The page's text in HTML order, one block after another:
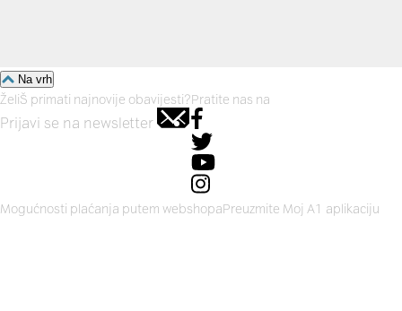
Na vrh
ŽeliŠ primati najnovije obavijesti?
Prijavi se na newsletter
Pratite nas na
Mogućnosti plaćanja putem webshopaPreuzmite Moj A1 aplikaciju